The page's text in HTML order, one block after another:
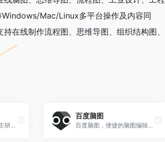
Mac/Linux多平台操作及内容同
在线制作流程图、思维导图、组织结构图、
“腾讯反病毒实验室”自主研发的安全辅助平台，普通用户单文件上传限制30MB。
百度脑图
百度脑图，便捷的脑图编辑工具 - 控制创意，如此简单。